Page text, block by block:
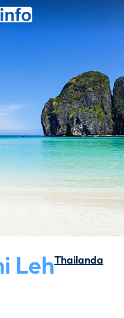
LehThailanda